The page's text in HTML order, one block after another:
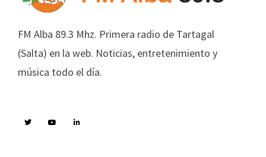
FM Alba 89.3 Mhz. Primera radio de Tartagal
(Salta) en la web. Noticias, entretenimiento y
música todo el día.